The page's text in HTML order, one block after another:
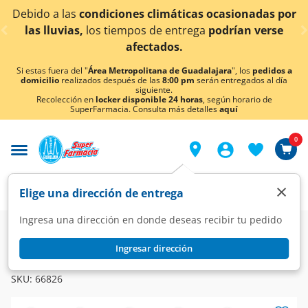
< div class="carousel-inner">
climáticas ocasionadas por
de entregapodrían verse
¡Ahora también
Si estas fuera del "Área Metropolitana de Guadalajara", los pedidos a
domicilio realizados después de las8:00 pm serán entregados al día
siguiente.
Recolección en locker disponible 24 horas, según horario de
SuperFarmacia. Consulta más detallesaquí
Elige una dirección de entrega
Ingresa una dirección en donde deseas recibir tu pedido
Ingresar dirección
×
0
Farmacia Visual Oftalmología
Oxylin Liquifilm Solución Oftálmica 0.025%, 10 ml.
SKU: 66826